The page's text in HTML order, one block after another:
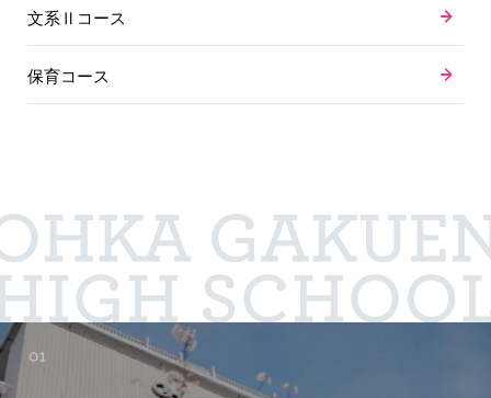
文系Ⅱコース
保育コース